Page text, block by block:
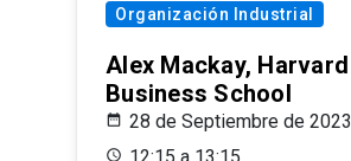
Organización Industrial
Alex Mackay, Harvard
Business School
28 de Septiembre de 2023